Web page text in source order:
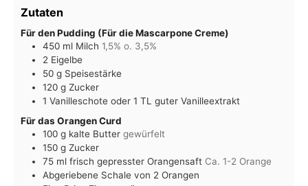
Zutaten
Für den Pudding (Für die Mascarpone Creme)
450 ml Milch 1,5% o. 3,5%
2 Eigelbe
50 g Speisestärke
120 g Zucker
1 Vanilleschote oder 1 TL guter Vanilleextrakt
Für das Orangen Curd
100 g kalte Butter gewürfelt
150 g Zucker
75 ml frisch gepresster Orangensaft Ca. 1-2 Orange
Abgeriebene Schale von 2 Orangen